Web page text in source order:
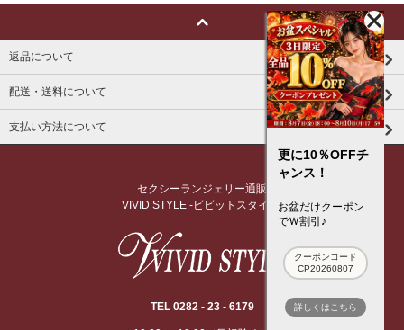
返品について
配送・送料について
支払い方法について
セクシーランジェリー通販
VIVID STYLE -ビビットスタイル-
TEL 0282 - 23 - 6179
更に10％OFFチ
ャンス！
お盆だけクーポン
でＷ割引♪
クーポンコード
CP20260807
詳しくはこちら